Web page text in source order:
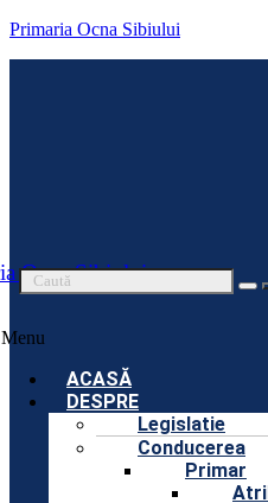
Primaria Ocna Sibiului
Ocna Sibiului
Menu
ACASĂ
DESPRE
Legislatie
Conducerea
Primar